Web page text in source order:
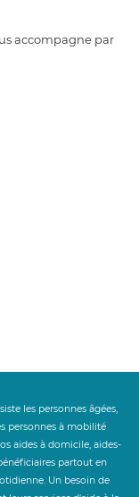
accompagne par
les personnes âgées,
personnes à mobilité
aides à domicile, aides-
partout en
Un besoin de